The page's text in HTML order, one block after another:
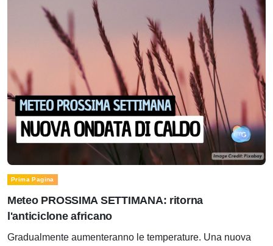
Prima Pagina
Meteo PROSSIMA SETTIMANA: ritorna
l'anticiclone africano
Gradualmente aumenteranno le temperature. Una nuova